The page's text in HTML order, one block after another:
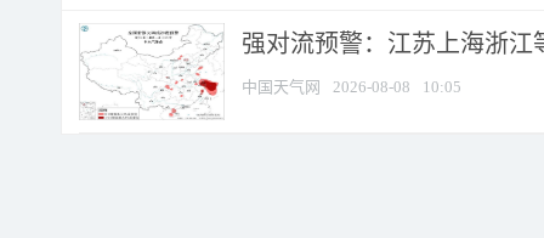
强对流预警：江苏上海浙江
中国天气网 2026-08-08 10:05